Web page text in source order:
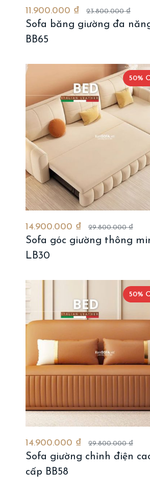
11.900.000 ₫ 23.800.000 ₫
Sofa băng giường đa
BB65
50%
14.900.000 ₫ 29.800.000 ₫
Sofa góc giường thông
LB30
50%
14.900.000 ₫ 29.800.000 ₫
Sofa giường chỉnh điện
cấp BB58